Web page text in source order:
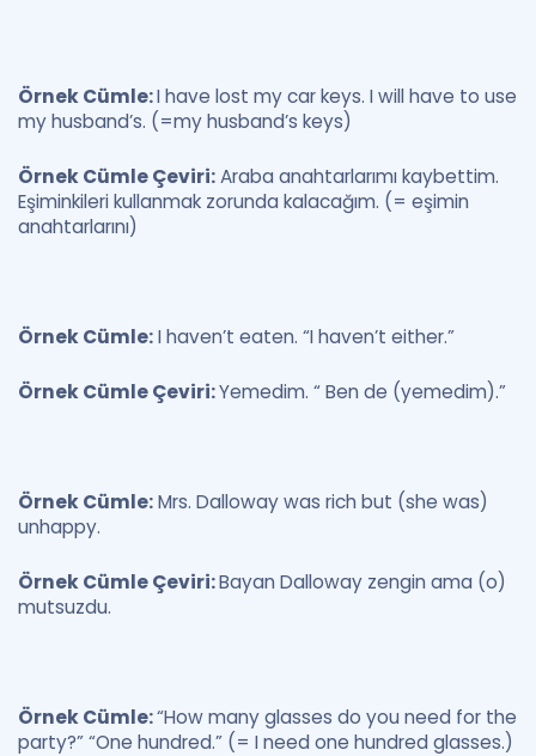
Örnek Cümle:I have lost my car keys. I will have to use
my husband’s. (=my husband’s keys)
Örnek Cümle Çeviri:Araba anahtarlarımı kaybettim.
Eşiminkileri kullanmak zorunda kalacağım. (= eşimin
anahtarlarını)
Örnek Cümle:I haven’t eaten. “I haven’t either.”
Örnek Cümle Çeviri:Yemedim. “ Ben de (yemedim).”
Örnek Cümle:Mrs. Dalloway was rich but (she was)
unhappy.
Örnek Cümle Çeviri:Bayan Dalloway zengin ama (o)
mutsuzdu.
Örnek Cümle:“How many glasses do you need for the
party?” “One hundred.” (= I need one hundred glasses.)